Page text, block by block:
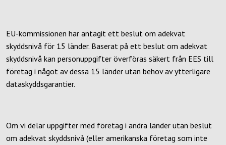
EU-kommissionen har antagit ett beslut om adekvat
skyddsnivå för 15 länder. Baserat på ett beslut om adekvat
skyddsnivå kan personuppgifter överföras säkert från EES till
företag i något av dessa 15 länder utan behov av ytterligare
dataskyddsgarantier.
Om vi delar uppgifter med företag i andra länder utan beslut
om adekvat skyddsnivå (eller amerikanska företag som inte